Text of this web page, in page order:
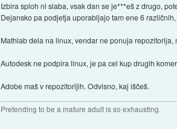
Izbira sploh ni slaba, vsak dan se je***eš z drugo,
Dejansko pa podjetja uporabljajo tam ene 6
Mathlab dela na linux, vendar ne ponuja repozitorija,
Autodesk ne podpira linux, je pa cel kup drugih
Adobe maš v repozitorijih. Odvisno, kaj iščeš.
Pretending to be a mature adult is so exhausting.